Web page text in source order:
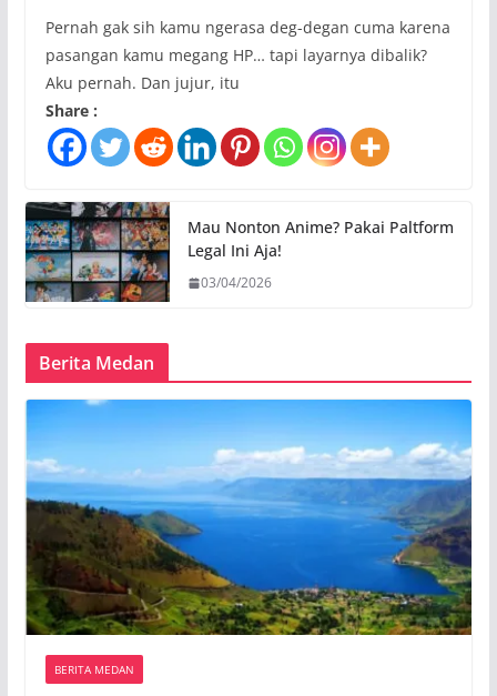
Pernah gak sih kamu ngerasa deg-degan cuma karena
pasangan kamu megang HP… tapi layarnya dibalik?
Aku pernah. Dan jujur, itu
Share :
Mau Nonton Anime? Pakai Paltform
Legal Ini Aja!
03/04/2026
Berita Medan
BERITA MEDAN